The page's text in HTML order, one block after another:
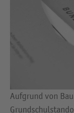
Aufgrund von